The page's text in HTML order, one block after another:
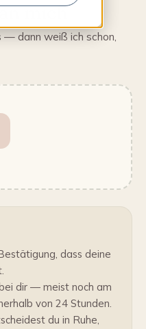
mich
— dann weiß ich schon,
dass deine
dir — meist noch am
von 24 Stunden.
du in Ruhe,